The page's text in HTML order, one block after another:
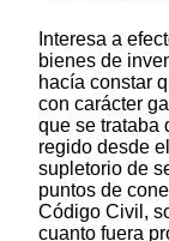
Interesa a
bienes de
hacía constar
con carácter
que se trataba
regido desde
supletorio de
puntos de
Código Civil,
cuanto fuera